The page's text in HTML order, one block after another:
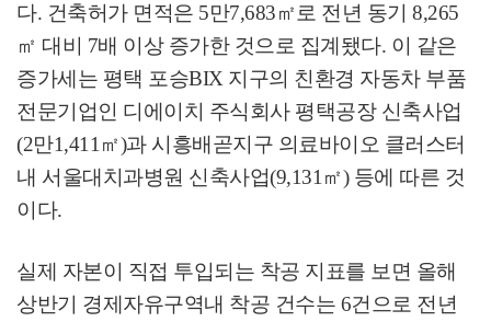
다. 건축허가 면적은 5만7,683㎡ 로 전년 동기 8,265
㎡ 대비 7배 이상 증가한 것으로 집계됐다. 이 같은
증가세는 평택 포승BIX 지구의 친환경 자동차 부품
전문기업인 디에이치 주식회사 평택공장 신축사업
(2만1,411 ㎡)과 시흥배곧지구 의료바이오 클러스터
내 서울대치과병원 신축사업(9,131 ㎡) 등에 따른 것
이다.
실제 자본이 직접 투입되는 착공 지표를 보면 올해
상반기 경제자유구역내 착공 건수는 6건으로 전년